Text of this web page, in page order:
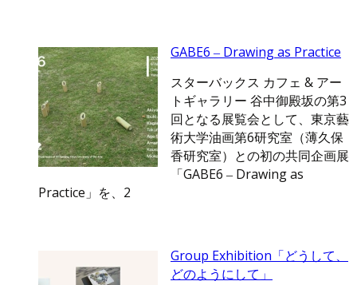
GABE6 ‒ Drawing as Practice
スターバックス カフェ & アー
トギャラリー 谷中御殿坂の第3
回となる展覧会として、東京藝
術大学油画第6研究室（薄久保
香研究室）との初の共同企画展
「GABE6 ‒ Drawing as
Practice」を、2
Group Exhibition「どうして、
どのようにして」